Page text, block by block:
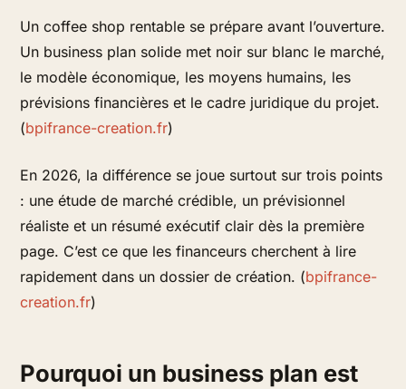
Un coffee shop rentable se prépare avant l’ouverture.
Un business plan solide met noir sur blanc le marché,
le modèle économique, les moyens humains, les
prévisions financières et le cadre juridique du projet.
(bpifrance-creation.fr)
En 2026, la différence se joue surtout sur trois points
: une étude de marché crédible, un prévisionnel
réaliste et un résumé exécutif clair dès la première
page. C’est ce que les financeurs cherchent à lire
rapidement dans un dossier de création. (bpifrance-
creation.fr)
Pourquoi un business plan est